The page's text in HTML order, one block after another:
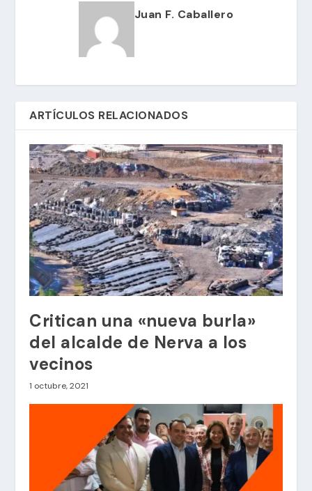
Juan F. Caballero
ARTÍCULOS RELACIONADOS
Critican una «nueva burla»
del alcalde de Nerva a los
vecinos
1 octubre, 2021